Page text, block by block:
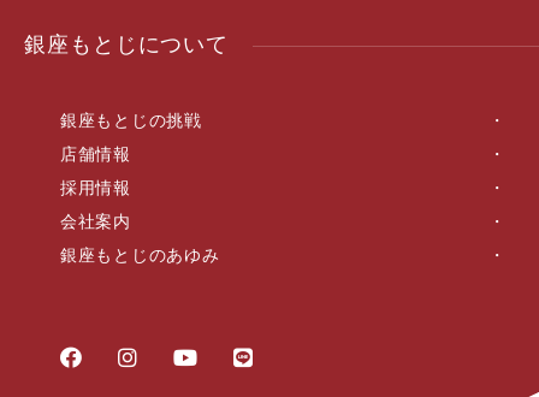
銀座もとじについて
銀座もとじの挑戦
店舗情報
採用情報
会社案内
銀座もとじのあゆみ